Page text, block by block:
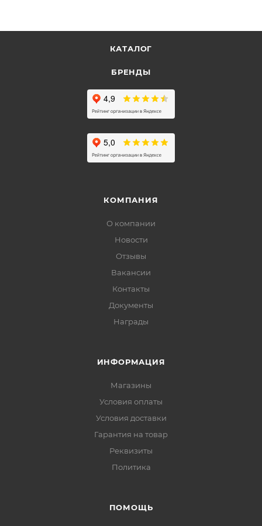
КАТАЛОГ
БРЕНДЫ
КОМПАНИЯ
О компании
Новости
Отзывы
Вакансии
Контакты
Документы
Награды
ИНФОРМАЦИЯ
Магазины
Условия оплаты
Условия доставки
Гарантия на товар
Реквизиты
Политика
ПОМОЩЬ